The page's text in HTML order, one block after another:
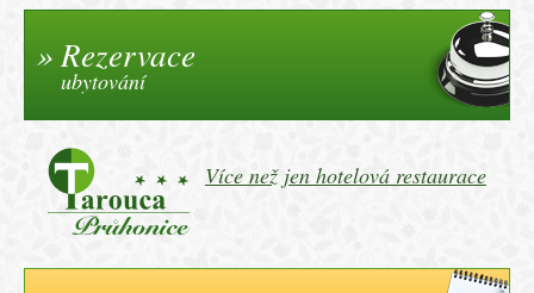
Rezervace
ubytování
Více než jen hotelová restaurace